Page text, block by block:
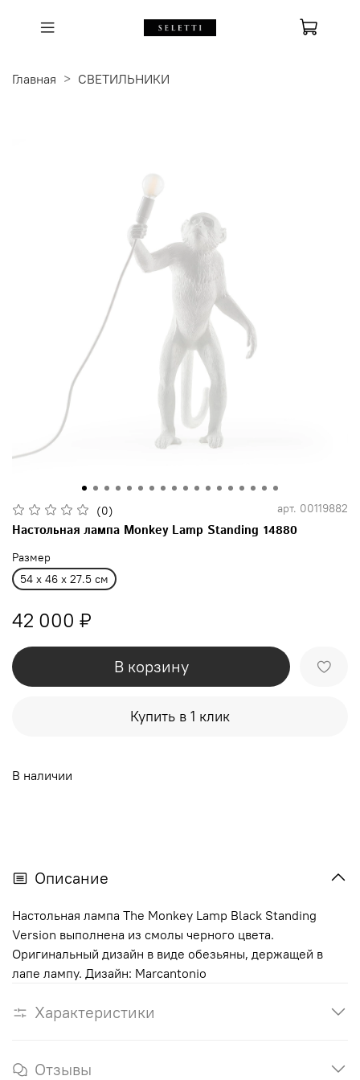
Главная СВЕТИЛЬНИКИ
(0) арт. 00119882
Настольная лампа Monkey Lamp Standing 14880
Размер
54 x 46 x 27.5 см
42 000 ₽
В корзину
Купить в 1 клик
В наличии
Описание
Настольная лампа The Monkey Lamp Black Standing
Version выполнена из смолы черного цвета.
Оригинальный дизайн в виде обезьяны, держащей в
лапе лампу. Дизайн: Marcantonio
Характеристики
Отзывы